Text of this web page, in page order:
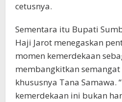
cetusnya.
Sementara itu Bupati
Haji Jarot menegaskan
momen kemerdekaan
membangkitkan
khususnya Tana Samawa.
kemerdekaan ini bukan